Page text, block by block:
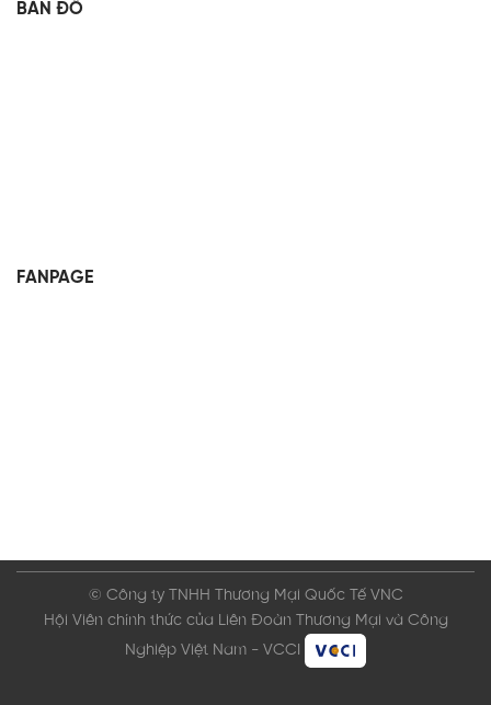
BẢN ĐỒ
FANPAGE
© Công ty TNHH Thương Mại Quốc Tế VNC
Hội Viên chính thức của Liên Đoàn Thương Mại và Công
Nghiệp Việt Nam - VCCI